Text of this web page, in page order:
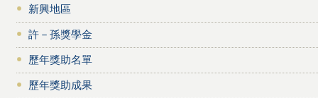
新興地區
許－孫獎學金
歷年獎助名單
歷年獎助成果